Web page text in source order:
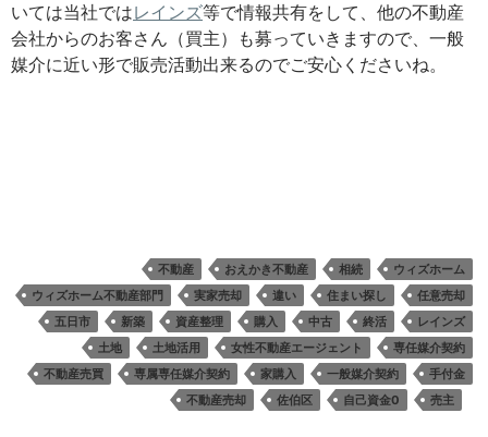
いては当社ではレインズ等で情報共有をして、他の不動産
会社からのお客さん（買主）も募っていきますので、一般
媒介に近い形で販売活動出来るのでご安心くださいね。
不動産 おえかき不動産 相続
ウィズホーム
ウィズホーム不動産部門
実家売却 違い 住まい探し
任意売却
五日市
新築 資産整理 購入 中古 終活
レインズ
土地
土地活用 女性不動産エージェント
専任媒介契約
不動産売買
専属専任媒介契約 家購入 一般媒介契約
手付金
不動産売却
佐伯区 自己資金0 売主